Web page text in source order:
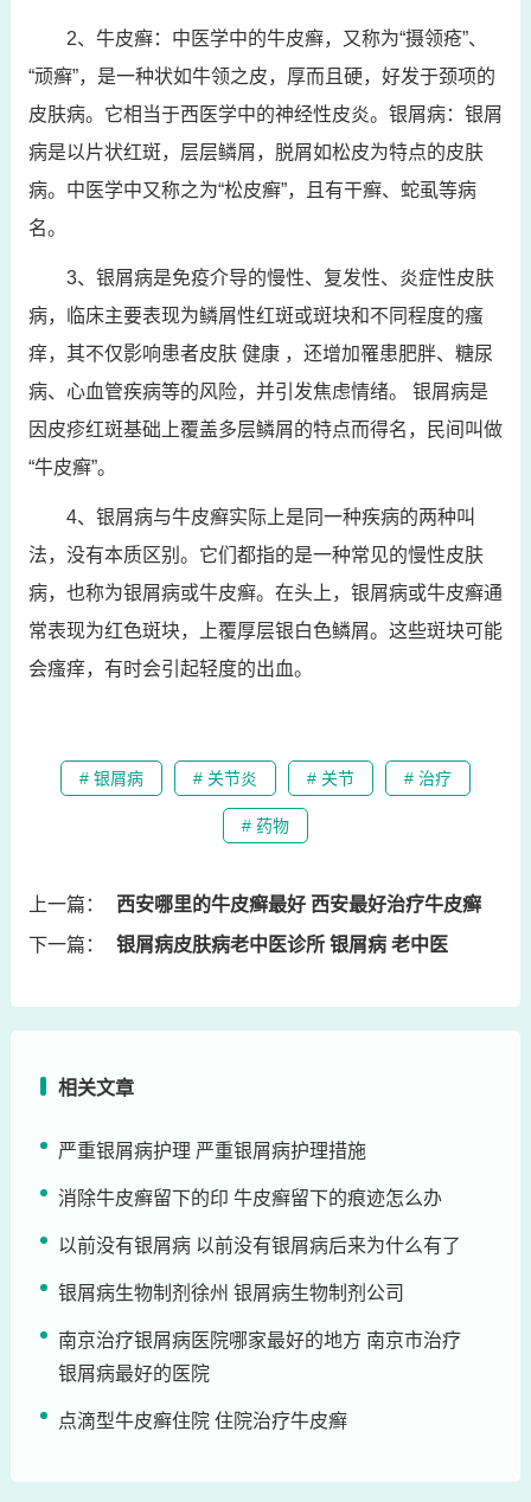
2、牛皮癣：中医学中的牛皮癣，又称为“摄领疮”、
“顽癣”，是一种状如牛领之皮，厚而且硬，好发于颈项的
皮肤病。它相当于西医学中的神经性皮炎。银屑病：银屑
病是以片状红斑，层层鳞屑，脱屑如松皮为特点的皮肤
病。中医学中又称之为“松皮癣”，且有干癣、蛇虱等病
名。
3、银屑病是免疫介导的慢性、复发性、炎症性皮肤
病，临床主要表现为鳞屑性红斑或斑块和不同程度的瘙
痒，其不仅影响患者皮肤 健康 ，还增加罹患肥胖、糖尿
病、心血管疾病等的风险，并引发焦虑情绪。 银屑病是
因皮疹红斑基础上覆盖多层鳞屑的特点而得名，民间叫做
“牛皮癣”。
4、银屑病与牛皮癣实际上是同一种疾病的两种叫
法，没有本质区别。它们都指的是一种常见的慢性皮肤
病，也称为银屑病或牛皮癣。在头上，银屑病或牛皮癣通
常表现为红色斑块，上覆厚层银白色鳞屑。这些斑块可能
会瘙痒，有时会引起轻度的出血。
# 银屑病 # 关节炎 # 关节 # 治疗
# 药物
上一篇：
西安哪里的牛皮癣最好 西安最好治疗牛皮癣
下一篇：
银屑病皮肤病老中医诊所 银屑病 老中医
相关文章
严重银屑病护理 严重银屑病护理措施
消除牛皮癣留下的印 牛皮癣留下的痕迹怎么办
以前没有银屑病 以前没有银屑病后来为什么有了
银屑病生物制剂徐州 银屑病生物制剂公司
南京治疗银屑病医院哪家最好的地方 南京市治疗
银屑病最好的医院
点滴型牛皮癣住院 住院治疗牛皮癣